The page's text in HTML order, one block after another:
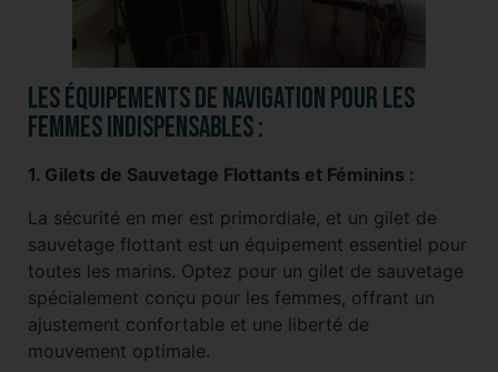
Les équipements de navigation pour les
femmes indispensables :
1. Gilets de Sauvetage Flottants et Féminins :
La sécurité en mer est primordiale, et un gilet de
sauvetage flottant est un équipement essentiel pour
toutes les marins. Optez pour un gilet de sauvetage
spécialement conçu pour les femmes, offrant un
ajustement confortable et une liberté de
mouvement optimale.